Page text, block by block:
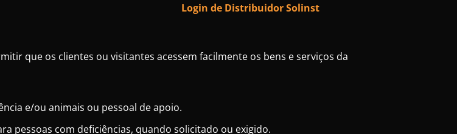
Login de Distribuidor Solinst
que os clientes ou visitantes acessem facilmente os bens e serviços da
e/ou animais ou pessoal de apoio.
pessoas com deficiências, quando solicitado ou exigido.